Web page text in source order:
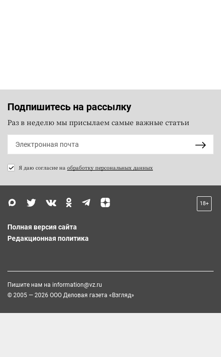
Подпишитесь на рассылку
Раз в неделю мы присылаем самые важные статьи
Я даю согласие на обработку персональных данных
18+
Полная версия сайта
Редакционная политика
Пишите нам на information@vz.ru
© 2005 — 2026 ООО Деловая газета «Взгляд»